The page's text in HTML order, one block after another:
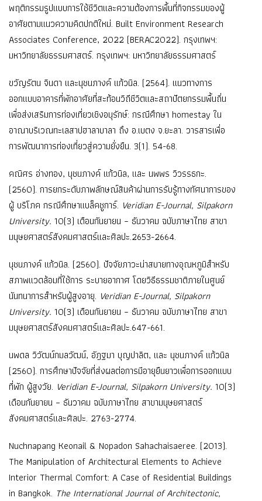
พฤติกรรมรูปแบบการใช้ชีวิตและความต้องการพื้นที่กิจกรรมของผู้
อาศัยตามแนวความคิดปกติใหม่. Built Environment Research
Associates Conference, 2022 (BERAC2022). กรุงเทพฯ:
มหาวิทยาลัยธรรมศาสตร์. กรุงเทพฯ: มหาวิทยาลัยธรรมศาสตร์
ขวัญรัตน จินดา และนุชนภางค์ แก้วนิล. (2564). แนวทางการ
ออกแบบอาคารที่พักอาศัยที่สะท้อนวิถีชีวิตและสถาปัตยกรรมพื้นถิ่น
เพื่อส่งเสริมการท่องเที่ยวเชิงอนุรักษ์: กรณีศึกษา homestay ใน
อาณาบริเวณทะเลสาปฮาลาบาลา ถึง อ.เบตง จ.ยะลา. วารสารเพื่อ
การพัฒนาการท่องเที่ยวสู่ความยั่งยืน. 3(1). 54-68.
คณิศร อ่างทอง, นุชนภางค์ แก้วนิล, และ นพพร วิวรรธกะ.
(2560). การยกระดับภาพลักษณ์สินค้าผ่านการรับรู้ทางทัศนาการของ
ผู้ บริโภค กรณีศึกษาแบล็คชูการ์. Veridian E-Journal, Silpakorn
University. 10(3) เดือนกันยายน – ธันวาคม ฉบับภาษาไทย สาขา
มนุษยศาสตร์สังคมศาสตร์และศิลปะ.2653-2664.
นุชนภางค์ แก้วนิล. (2560). ปัจจัยภาวะน่าสบายทางอุณหภูมิสำหรับ
สภาพแวดล้อมที่ใช้การ ระบายอากาศ โดยวิธีธรรมชาติภายในศูนย์
นันทนาการสำหรับผู้สูงอายุ. Veridian E-Journal, Silpakorn
University. 10(3) เดือนกันยายน – ธันวาคม ฉบับภาษาไทย สาขา
มนุษยศาสตร์สังคมศาสตร์และศิลปะ.647-661.
นพดล วิวัฒน์กมลวัฒน์, อัฎฐมา บุญปาลิต, และ นุชนภางค์ แก้วนิล
(2560). การศึกษาปัจจัยที่ส่งผลต่อการมีอายุยืนยาวเพื่อการออกแบบ
ที่พัก ผู้สูงวัย. Veridian E-Journal, Silpakorn University. 10(3)
เดือนกันยายน – ธันวาคม ฉบับภาษาไทย สาขามนุษยศาสตร์
สังคมศาสตร์และศิลปะ. 2763-2774.
Nuchnapang Keonail & Nopadon Sahachaisaeree. (2013).
The Manipulation of Architectural Elements to Achieve
Interior Thermal Comfort: A Case of Residential Buildings
in Bangkok. The International Journal of Architectonic,